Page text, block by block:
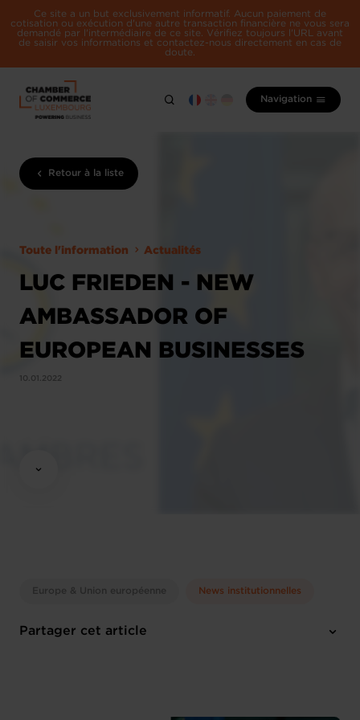
Ce site a un but exclusivement informatif. Aucun paiement de
cotisation ou exécution d'une autre transaction financière ne vous sera
demandé par l'intermédiaire de ce site. Vérifiez toujours l'URL avant
de saisir vos informations et contactez-nous directement en cas de
doute.
Navigation
Retour à la liste
Toute l'information Actualités
LUC FRIEDEN - NEW
AMBASSADOR OF
EUROPEAN BUSINESSES
10.01.2022
Europe & Union européenne News institutionnelles
Partager cet article